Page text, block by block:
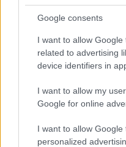
Google consents
I want to allow
related to advertising
device identifiers in
I want to allow my
Google for online
I want to allow Google
personalized
Ολονύκτια μάχη
μέτωπα –
Πυροσβέστες και
σε Εύβοια και
καταστράφηκαν ή
Κρυονέρι και
ξεπέρασε την